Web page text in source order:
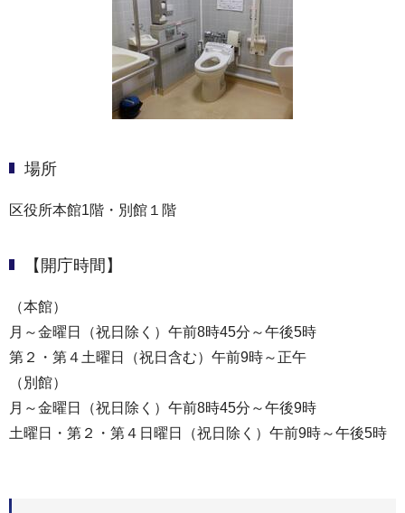
場所
区役所本館1階・別館１階
【開庁時間】
（本館）
月～金曜日（祝日除く）午前8時45分～午後5時
第２・第４土曜日（祝日含む）午前9時～正午
（別館）
月～金曜日（祝日除く）午前8時45分～午後9時
土曜日・第２・第４日曜日（祝日除く）午前9時～午後5時